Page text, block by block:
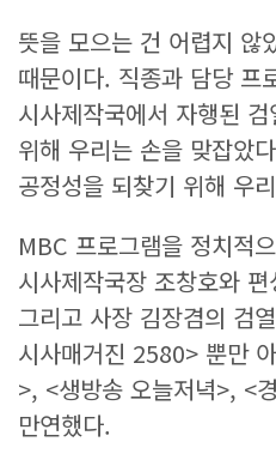
뜻을 모으는 건 어렵지 않
때문이다. 직종과 담당 프
시사제작국에서 자행된
위해 우리는 손을 맞잡았
공정성을 되찾기 위해 우
MBC 프로그램을 정치적
시사제작국장 조창호와
그리고 사장 김장겸의 검
시사매거진 2580> 뿐만
>, <생방송 오늘저녁>, <
만연했다.